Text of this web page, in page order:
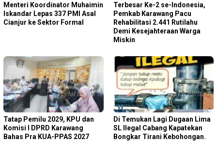
Menteri Koordinator Muhaimin
Iskandar Lepas 337 PMI Asal
Cianjur ke Sektor Formal
Terbesar Ke-2 se-Indonesia,
Pemkab Karawang Pacu
Rehabilitasi 2.441 Rutilahu
Demi Kesejahteraan Warga
Miskin
Tatap Pemilu 2029, KPU dan
Komisi I DPRD Karawang
Bahas Pra KUA-PPAS 2027
Di Temukan Lagi Dugaan Lima
SL Ilegal Cabang Kapatekan
Bongkar Tirani Kebohongan.